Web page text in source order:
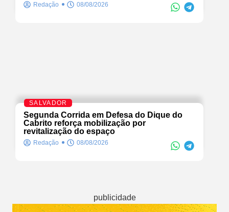
Redação 08/08/2026
SALVADOR
Segunda Corrida em Defesa do Dique do
Cabrito reforça mobilização por
revitalização do espaço
Redação 08/08/2026
publicidade